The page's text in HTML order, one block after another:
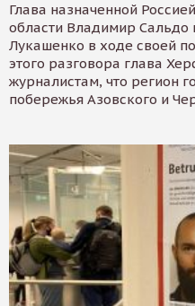
Глава назначенной
области Владимир Сальдо
Лукашенко в ходе своей
этого разговора глава
журналистам, что регион
побережья Азовского и